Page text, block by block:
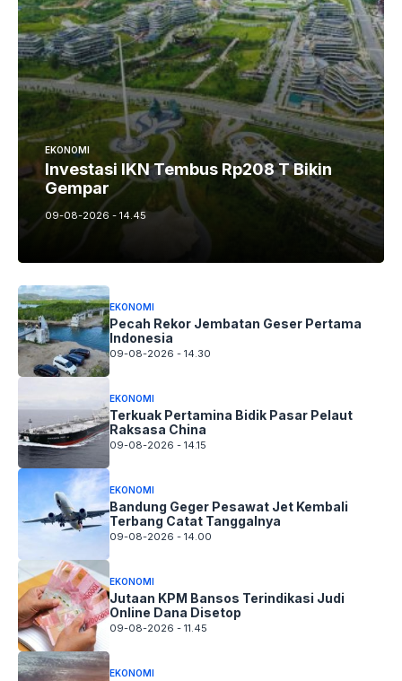
EKONOMI
Investasi IKN Tembus Rp208 T Bikin
Gempar
09-08-2026 - 14.45
EKONOMI
Pecah Rekor Jembatan Geser Pertama
Indonesia
09-08-2026 - 14.30
EKONOMI
Terkuak Pertamina Bidik Pasar Pelaut
Raksasa China
09-08-2026 - 14.15
EKONOMI
Bandung Geger Pesawat Jet Kembali
Terbang Catat Tanggalnya
09-08-2026 - 14.00
EKONOMI
Jutaan KPM Bansos Terindikasi Judi
Online Dana Disetop
09-08-2026 - 11.45
EKONOMI